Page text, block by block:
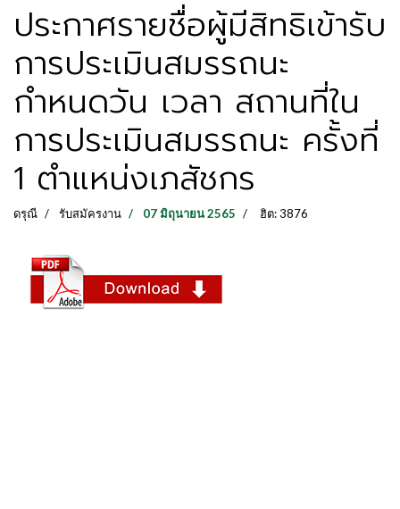
ประกาศรายชื่อผู้มีสิทธิเข้ารับ
การประเมินสมรรถนะ
กำหนดวัน เวลา สถานที่ใน
การประเมินสมรรถนะ ครั้งที่
1 ตำแหน่งเภสัชกร
ดรุณี รับสมัครงาน 07 มิถุนายน 2565 ฮิต: 3876